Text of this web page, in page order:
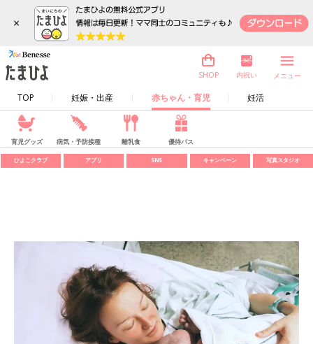
×
TOP 妊娠・出産 赤ちゃん・育児 妊活
SHOP 内祝い メニュー
育児グッズ 病気・予防接種 離乳食 優待パス
ひよこクラブ アプリ SNS キャンペーン 写真スタジオ